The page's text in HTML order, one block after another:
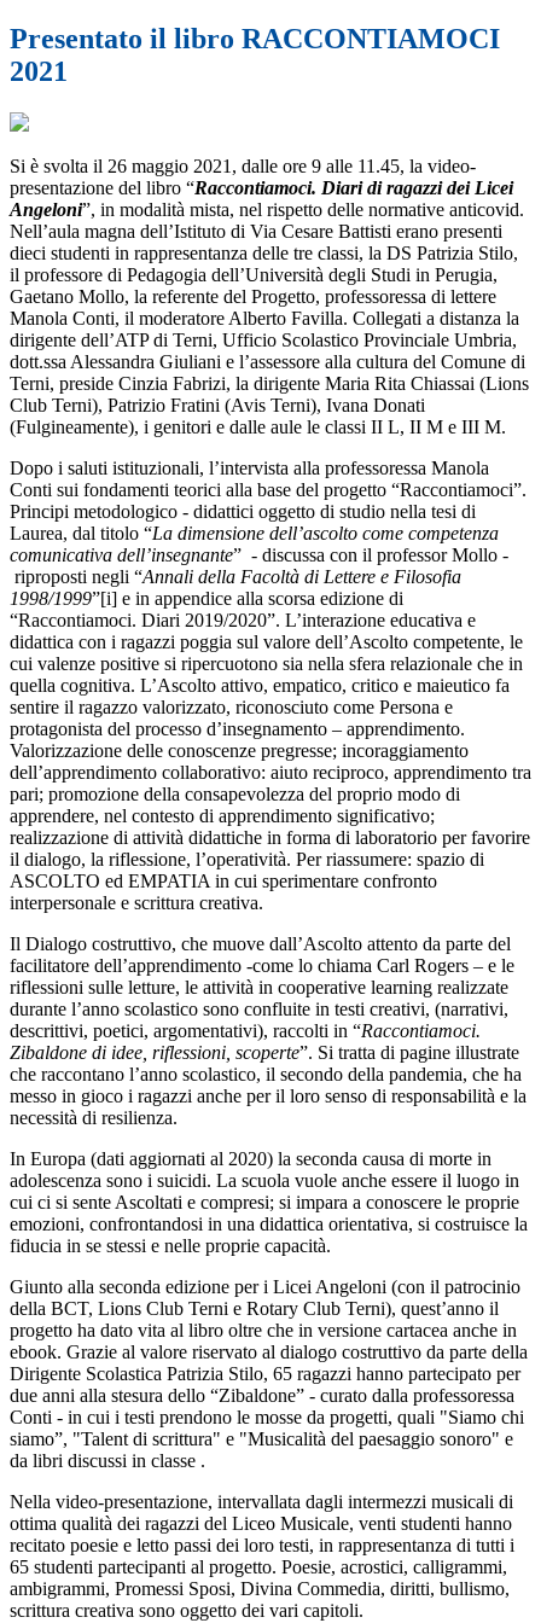
Presentato il libro RACCONTIAMOCI
2021
Si è svolta il 26 maggio 2021, dalle ore 9 alle 11.45, la video-
presentazione del libro “Raccontiamoci. Diari di ragazzi dei Licei
Angeloni”, in modalità mista, nel rispetto delle normative anticovid.
Nell’aula magna dell’Istituto di Via Cesare Battisti erano presenti
dieci studenti in rappresentanza delle tre classi, la DS Patrizia Stilo,
il professore di Pedagogia dell’Università degli Studi in Perugia,
Gaetano Mollo, la referente del Progetto, professoressa di lettere
Manola Conti, il moderatore Alberto Favilla. Collegati a distanza la
dirigente dell’ATP di Terni, Ufficio Scolastico Provinciale Umbria,
dott.ssa Alessandra Giuliani e l’assessore alla cultura del Comune di
Terni, preside Cinzia Fabrizi, la dirigente Maria Rita Chiassai (Lions
Club Terni), Patrizio Fratini (Avis Terni), Ivana Donati
(Fulgineamente), i genitori e dalle aule le classi II L, II M e III M.
Dopo i saluti istituzionali, l’intervista alla professoressa Manola
Conti sui fondamenti teorici alla base del progetto “Raccontiamoci”.
Principi metodologico - didattici oggetto di studio nella tesi di
Laurea, dal titolo “La dimensione dell’ascolto come competenza
comunicativa dell’insegnante” - discussa con il professor Mollo -
riproposti negli “Annali della Facoltà di Lettere e Filosofia
1998/1999”[i] e in appendice alla scorsa edizione di
“Raccontiamoci. Diari 2019/2020”. L’interazione educativa e
didattica con i ragazzi poggia sul valore dell’Ascolto competente, le
cui valenze positive si ripercuotono sia nella sfera relazionale che in
quella cognitiva. L’Ascolto attivo, empatico, critico e maieutico fa
sentire il ragazzo valorizzato, riconosciuto come Persona e
protagonista del processo d’insegnamento – apprendimento.
Valorizzazione delle conoscenze pregresse; incoraggiamento
dell’apprendimento collaborativo: aiuto reciproco, apprendimento tra
pari; promozione della consapevolezza del proprio modo di
apprendere, nel contesto di apprendimento significativo;
realizzazione di attività didattiche in forma di laboratorio per favorire
il dialogo, la riflessione, l’operatività. Per riassumere: spazio di
ASCOLTO ed EMPATIA in cui sperimentare confronto
interpersonale e scrittura creativa.
Il Dialogo costruttivo, che muove dall’Ascolto attento da parte del
facilitatore dell’apprendimento -come lo chiama Carl Rogers – e le
riflessioni sulle letture, le attività in cooperative learning realizzate
durante l’anno scolastico sono confluite in testi creativi, (narrativi,
descrittivi, poetici, argomentativi), raccolti in “Raccontiamoci.
Zibaldone di idee, riflessioni, scoperte”. Si tratta di pagine illustrate
che raccontano l’anno scolastico, il secondo della pandemia, che ha
messo in gioco i ragazzi anche per il loro senso di responsabilità e la
necessità di resilienza.
In Europa (dati aggiornati al 2020) la seconda causa di morte in
adolescenza sono i suicidi. La scuola vuole anche essere il luogo in
cui ci si sente Ascoltati e compresi; si impara a conoscere le proprie
emozioni, confrontandosi in una didattica orientativa, si costruisce la
fiducia in se stessi e nelle proprie capacità.
Giunto alla seconda edizione per i Licei Angeloni (con il patrocinio
della BCT, Lions Club Terni e Rotary Club Terni), quest’anno il
progetto ha dato vita al libro oltre che in versione cartacea anche in
ebook. Grazie al valore riservato al dialogo costruttivo da parte della
Dirigente Scolastica Patrizia Stilo, 65 ragazzi hanno partecipato per
due anni alla stesura dello “Zibaldone” - curato dalla professoressa
Conti - in cui i testi prendono le mosse da progetti, quali "Siamo chi
siamo”, "Talent di scrittura" e "Musicalità del paesaggio sonoro" e
da libri discussi in classe .
Nella video-presentazione, intervallata dagli intermezzi musicali di
ottima qualità dei ragazzi del Liceo Musicale, venti studenti hanno
recitato poesie e letto passi dei loro testi, in rappresentanza di tutti i
65 studenti partecipanti al progetto. Poesie, acrostici, calligrammi,
ambigrammi, Promessi Sposi, Divina Commedia, diritti, bullismo,
scrittura creativa sono oggetto dei vari capitoli.